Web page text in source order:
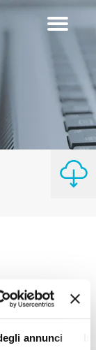
annunci
Toggle